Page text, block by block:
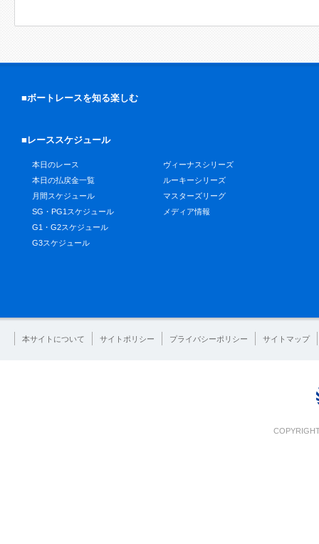
■ボートレースを知る楽しむ
■レーススケジュール
本日のレース
本日の払戻金一覧
月間スケジュール
SG・PG1スケジュール
G1・G2スケジュール
G3スケジュール
ヴィーナスシリーズ
ルーキーシリーズ
マスターズリーグ
メディア情報
本サイトについて サイトポリシー プライバシーポリシー サイトマップ